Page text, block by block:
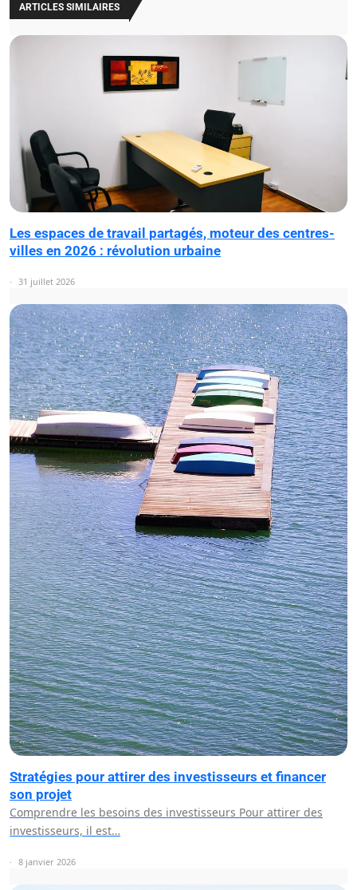
ARTICLES SIMILAIRES
Les espaces de travail partagés, moteur des centres-
villes en 2026 : révolution urbaine
31 juillet 2026
Stratégies pour attirer des investisseurs et financer
son projet
Comprendre les besoins des investisseurs Pour attirer des
investisseurs, il est…
8 janvier 2026